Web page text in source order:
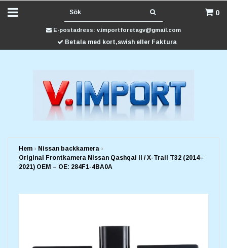
0
E-postadress: v.importforetagv@gmail.com
Betala med kort,swish eller Faktura
Hem › Nissan backkamera ›
Original Frontkamera Nissan Qashqai II / X-Trail T32 (2014–
2021) OEM – OE: 284F1-4BA0A